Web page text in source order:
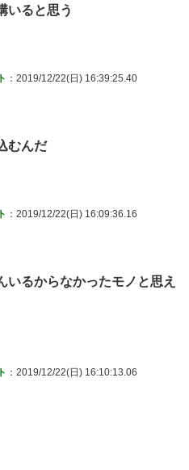
いると思う
：2019/12/22(日) 16:39:25.40
むんだ
：2019/12/22(日) 16:09:36.16
いるからなかったモノと思え
：2019/12/22(日) 16:10:13.06